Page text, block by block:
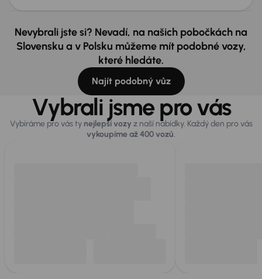
Nevybrali jste si? Nevadí, na našich pobočkách na
Slovensku a v Polsku můžeme mít podobné vozy,
které hledáte.
Najít podobný vůz
Vybrali jsme pro vás
Vybíráme pro vás ty nejlepší vozy z naší nabídky. Každý den pro vás
vykoupíme až 400 vozů.